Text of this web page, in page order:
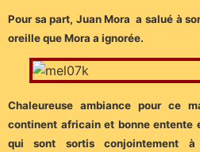
Pour sa part, Juan Mora a salué à
oreille que Mora a ignorée.
Chaleureuse ambiance pour ce
continent africain et bonne entente
qui sont sortis conjointement à